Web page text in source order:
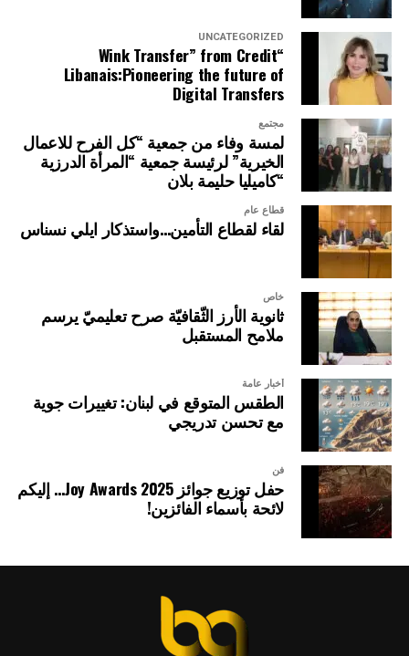
UNCATEGORIZED
“Wink Transfer” from Credit
Libanais:Pioneering the future of
Digital Transfers
مجتمع
لمسة وفاء من جمعية “كل الفرح للاعمال
الخيرية” لرئيسة جمعية “المرأة الدرزية
“كاميليا حليمة بلان
قطاع عام
لقاء لقطاع التأمين…واستذكار ايلي نسناس
خاص
ثانوية الأرز الثّقافيّة صرح تعليميّ يرسم
ملامح المستقبل
أخبار عامة
الطقس المتوقع في لبنان: تغييرات جوية
مع تحسن تدريجي
فن
حفل توزيع جوائز Joy Awards 2025… إليكم
لائحة بأسماء الفائزين!